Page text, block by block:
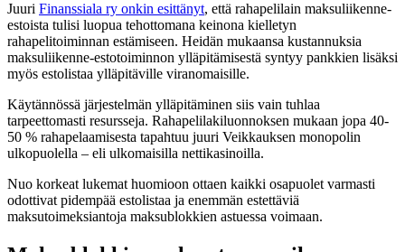
Juuri Finanssiala ry onkin esittänyt, että rahapelilain maksuliikenne-
estoista tulisi luopua tehottomana keinona kielletyn
rahapelitoiminnan estämiseen. Heidän mukaansa kustannuksia
maksuliikenne-estotoiminnon ylläpitämisestä syntyy pankkien lisäksi
myös estolistaa ylläpitäville viranomaisille.
Käytännössä järjestelmän ylläpitäminen siis vain tuhlaa
tarpeettomasti resursseja. Rahapelilakiluonnoksen mukaan jopa 40-
50 % rahapelaamisesta tapahtuu juuri Veikkauksen monopolin
ulkopuolella – eli ulkomaisilla nettikasinoilla.
Nuo korkeat lukemat huomioon ottaen kaikki osapuolet varmasti
odottivat pidempää estolistaa ja enemmän estettäviä
maksutoimeksiantoja maksublokkien astuessa voimaan.